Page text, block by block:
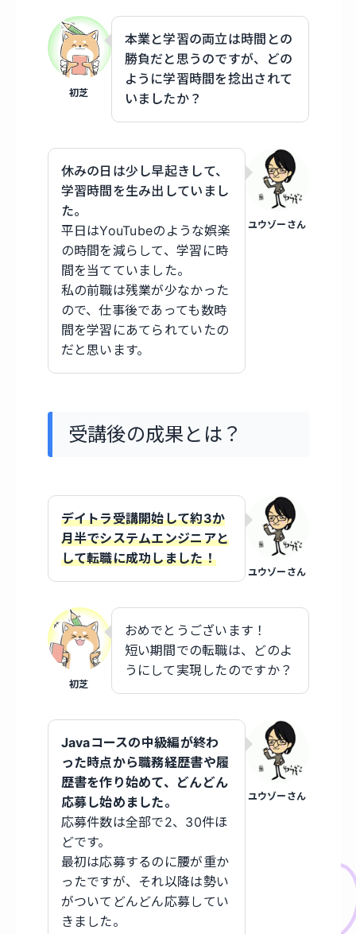
初芝
本業と学習の両立は時間との
勝負だと思うのですが、どの
ように学習時間を捻出されて
いましたか？
ユウゾーさん
休みの日は少し早起きして、
学習時間を生み出していまし
た。
平日はYouTubeのような娯楽
の時間を減らして、学習に時
間を当てていました。
私の前職は残業が少なかった
ので、仕事後であっても数時
間を学習にあてられていたの
だと思います。
受講後の成果とは？
ユウゾーさん
デイトラ受講開始して約3か
月半でシステムエンジニアと
して転職に成功しました！
初芝
おめでとうございます！
短い期間での転職は、どのよ
うにして実現したのですか？
ユウゾーさん
Javaコースの中級編が終わ
った時点から職務経歴書や履
歴書を作り始めて、どんどん
応募し始めました。
応募件数は全部で2、30件ほ
どです。
最初は応募するのに腰が重か
ったですが、それ以降は勢い
がついてどんどん応募してい
きました。